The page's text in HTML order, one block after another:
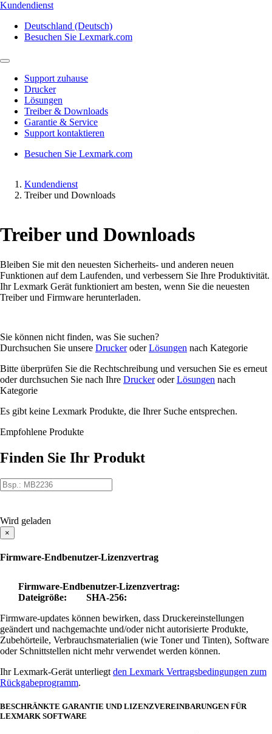
Kundendienst
Deutschland (Deutsch)
Besuchen Sie Lexmark.com
Support zuhause
Drucker
Lösungen
Treiber & Downloads
Garantie & Service
Support kontaktieren
Besuchen Sie Lexmark.com
Kundendienst
Treiber und Downloads
Treiber und Downloads
Bleiben Sie mit den neuesten Sicherheits- und anderen neuen
Funktionen auf dem Laufenden, und verbessern Sie Ihre Produktivität.
Ihr Lexmark Gerät funktioniert am besten, wenn Sie die neuesten
Treiber und Firmware herunterladen.
Sie können nicht finden, was Sie suchen?
Durchsuchen Sie unsere DruckeroderLösungen nach Kategorie
Bitte überprüfen Sie die Rechtschreibung und versuchen Sie es erneut
oder durchsuchen Sie nach Ihre DruckeroderLösungen nach
Kategorie
Es gibt keine Lexmark Produkte, die Ihrer Suche entsprechen.
Empfohlene Produkte
Finden Sie Ihr Produkt
Wird geladen
×
Firmware-Endbenutzer-Lizenzvertrag
Firmware-Endbenutzer-Lizenzvertrag:
Dateigröße:
SHA-256:
Firmware-updates können bewirken, dass Druckereinstellungen
geändert und nachgemachte und/oder nicht autorisierte Produkte,
Zubehörteile, Verbrauchsmaterialien (wie Toner und Tinten), Software
oder Schnittstellen nicht mehr verwendet werden können.
Ihr Lexmark-Gerät unterliegt den Lexmark Vertragsbedingungen zum
Rückgabeprogramm.
BESCHRÄNKTE GARANTIE UND LIZENZVEREINBARUNGEN FÜR
LEXMARK SOFTWARE